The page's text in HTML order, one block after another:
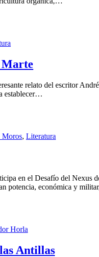
Marte
relato del escritor
establecer…
Moros, Literatura
en el Desafío del Nexus
potencia, económica y
Horla
Antillas